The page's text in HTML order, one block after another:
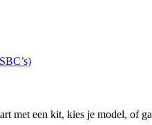
met een kit, kies je model, of